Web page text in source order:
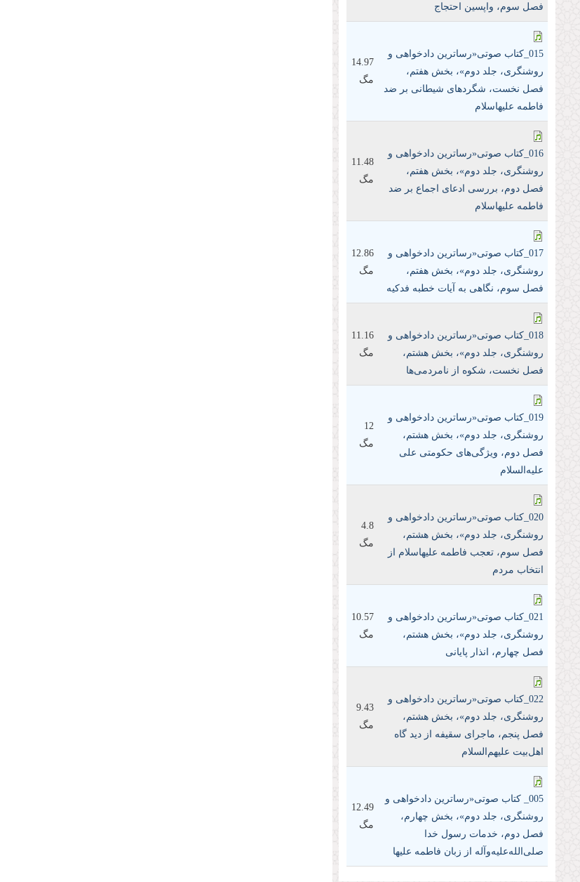
فصل سوم، واپسین احتجاج
015_کتاب صوتی«رساترین داد‌خواهی و
روشنگری، جلد دوم»، بخش هفتم،
فصل نخست، شگرد‌های شیطانی بر ضد
فاطمه علیها‌سلام
14.97
مگ
016_کتاب صوتی«رساترین داد‌خواهی و
روشنگری، جلد دوم»، بخش هفتم،
فصل دوم، بررسی ادعای اجماع بر ضد
فاطمه علیها‌سلام
11.48
مگ
017_کتاب صوتی«رساترین داد‌خواهی و
روشنگری، جلد دوم»، بخش هفتم،
فصل سوم، نگاهی به آیات خطبه فدکیه
12.86
مگ
018_کتاب صوتی«رساترین داد‌خواهی و
روشنگری، جلد دوم»، بخش هشتم،
فصل نخست، شکوه از نامردمی‌ها
11.16
مگ
019_کتاب صوتی«رساترین داد‌خواهی و
روشنگری، جلد دوم»، بخش هشتم،
فصل دوم، ویژگی‌های حکومتی علی
علیه‌السلام
12
مگ
020_کتاب صوتی«رساترین داد‌خواهی و
روشنگری، جلد دوم»، بخش هشتم،
فصل سوم، تعجب فاطمه علیها‌سلام از
انتخاب مردم
4.8
مگ
021_کتاب صوتی«رساترین داد‌خواهی و
روشنگری، جلد دوم»، بخش هشتم،
فصل چهارم، انذار پایانی
10.57
مگ
022_کتاب صوتی«رساترین داد‌خواهی و
روشنگری، جلد دوم»، بخش هشتم،
فصل پنجم، ماجرای سقیفه از دید گاه
اهل‌بیت علیهم‌السلام
9.43
مگ
005_ کتاب صوتی«رساترین داد‌خواهی و
روشنگری، جلد دوم»، بخش چهارم،
فصل دوم، خدمات رسول خدا
صلی‌الله‌علیه‌و‌آله از زبان فاطمه علیها
12.49
مگ